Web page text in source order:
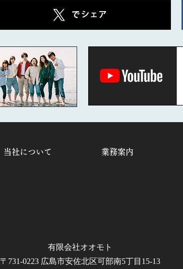
当社について 業務案内
有限会社オオモト
〒731-0223 広島市安佐北区可部南5丁目15-13